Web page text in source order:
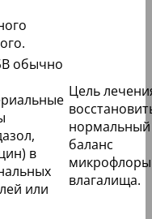
обычно
в
или
Цель
нормальный
баланс
микрофлоры
влагалища.